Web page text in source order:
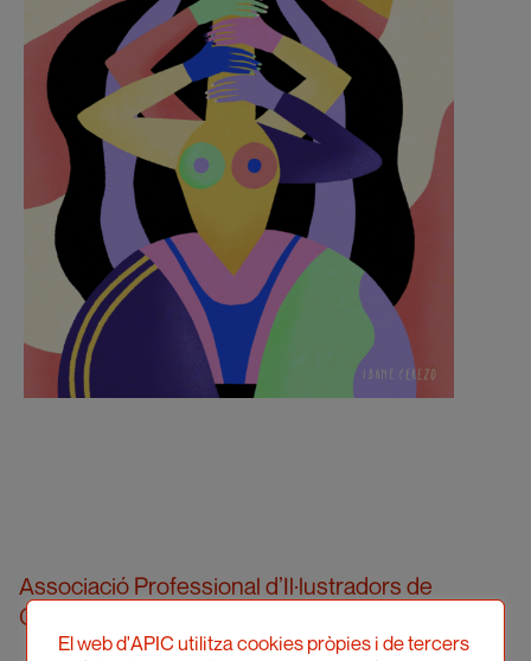
Associació Professional d’Il·lustradors de
Catalunya
El web d'APIC utilitza cookies pròpies i de tercers